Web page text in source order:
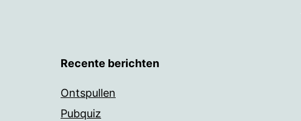
Recente berichten
Ontspullen
Pubquiz